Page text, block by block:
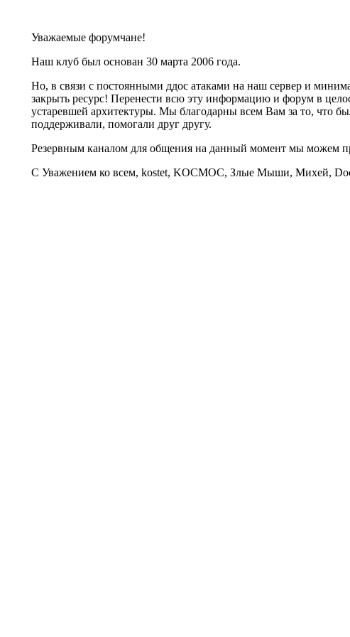
Уважаемые форумчане!
Наш клуб был основан 30 марта 2006 года.
Но, в связи с постоянными ддос атаками на наш сервер и
закрыть ресурс! Перенести всю эту информацию и форум в
устаревшей архитектуры. Мы благодарны всем Вам за то, что
поддерживали, помогали друг другу.
Резервным каналом для общения на данный момент мы можем
С Уважением ко всем, kostet, KOCMOC, Злые Мыши, Михей,